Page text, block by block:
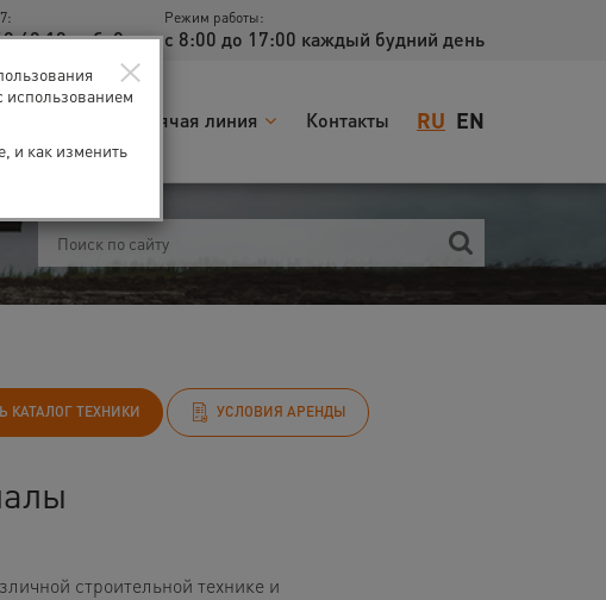
48 18 доб. 2
Режим работы:
с 8:00 до 17:00 каждый будний день
RU EN
Горячая линия Контакты
КАТАЛОГ ТЕХНИКИ УСЛОВИЯ АРЕНДЫ
строительной технике и
×
использованием
и как изменить